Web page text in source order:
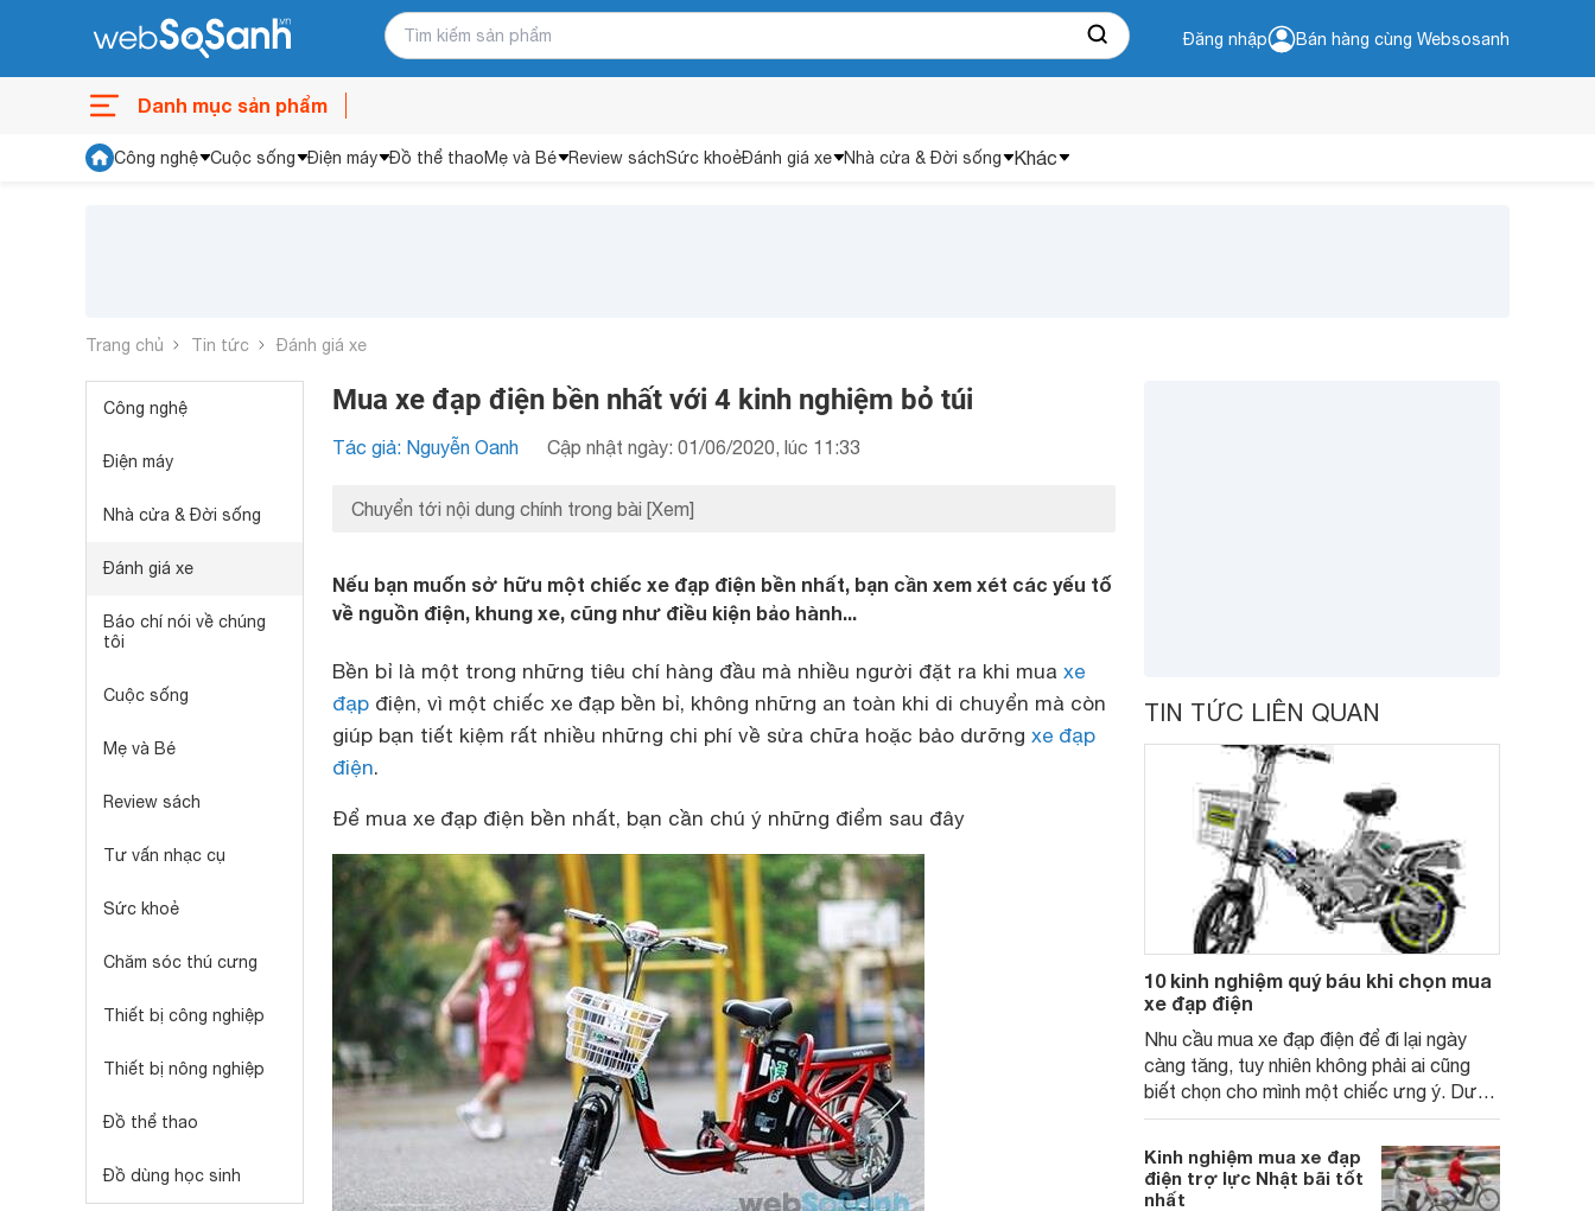
Đăng nhập Bán hàng cùng Websosanh
Danh mục sản phẩm
Công nghệ Cuộc sống Điện máy Đồ thể thaoMẹ và Bé Review sáchSức khoẻĐánh giá xe Nhà cửa & Đời sống Khác
Trang chủ Tin tức Đánh giá xe
Công nghệ
Điện máy
Nhà cửa & Đời sống
Đánh giá xe
Báo chí nói về chúng
tôi
Cuộc sống
Mẹ và Bé
Review sách
Tư vấn nhạc cụ
Sức khoẻ
Chăm sóc thú cưng
Thiết bị công nghiệp
Thiết bị nông nghiệp
Đồ thể thao
Đồ dùng học sinh
Mua xe đạp điện bền nhất với 4 kinh nghiệm bỏ túi
Tác giả: Nguyễn Oanh Cập nhật ngày: 01/06/2020, lúc 11:33
Chuyển tới nội dung chính trong bài [Xem]
Nếu bạn muốn sở hữu một chiếc xe đạp điện bền nhất, bạn cần xem xét các yếu tố
về nguồn điện, khung xe, cũng như điều kiện bảo hành...
Bền bỉ là một trong những tiêu chí hàng đầu mà nhiều người đặt ra khi mua xe
đạp điện, vì một chiếc xe đạp bền bỉ, không những an toàn khi di chuyển mà còn
giúp bạn tiết kiệm rất nhiều những chi phí về sửa chữa hoặc bảo dưỡng xe đạp
điện.
Để mua xe đạp điện bền nhất, bạn cần chú ý những điểm sau đây
TIN TỨC LIÊN QUAN
10 kinh nghiệm quý báu khi chọn mua
xe đạp điện
Nhu cầu mua xe đạp điện để đi lại ngày
càng tăng, tuy nhiên không phải ai cũng
biết chọn cho mình một chiếc ưng ý. Dưới
đây là những kinh nghiệm dành cho những
ai muốn mua một chiếc xe điện.
Kinh nghiệm mua xe đạp
điện trợ lực Nhật bãi tốt
nhất